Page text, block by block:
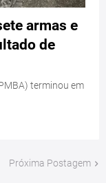
armas e
de
terminou em
Próxima Postagem